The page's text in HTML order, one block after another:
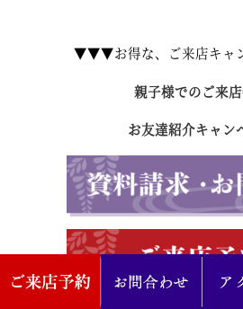
▼▼▼お得な、ご来店キ
親子様でのご来
お友達紹介キャン